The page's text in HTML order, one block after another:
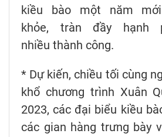
kiều bào một năm
khỏe, tràn đầy hạnh
nhiều thành công.
* Dự kiến, chiều tối cùng
khổ chương trình Xuân
2023, các đại biểu kiều
các gian hàng trưng bày